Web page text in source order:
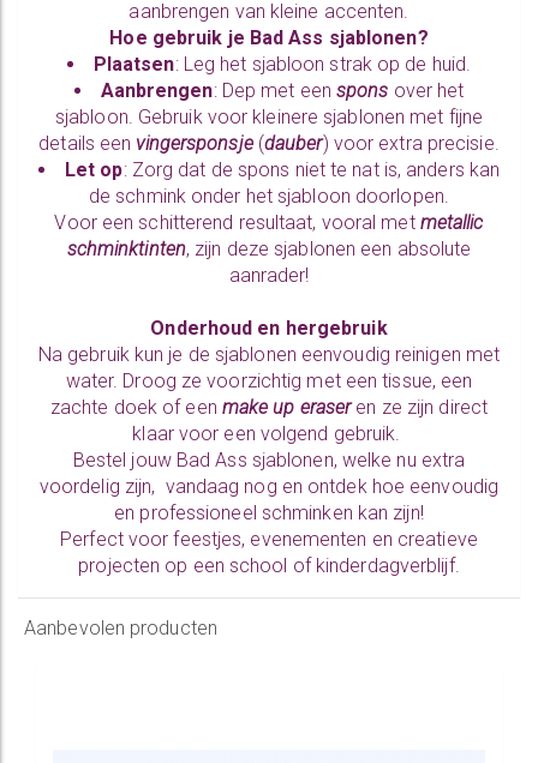
aanbrengen van kleine accenten.
Hoe gebruik je Bad Ass sjablonen?
Plaatsen: Leg het sjabloon strak op de huid.
Aanbrengen: Dep met een spons over het
sjabloon. Gebruik voor kleinere sjablonen met fijne
details een vingersponsje(dauber) voor extra precisie.
Let op: Zorg dat de spons niet te nat is, anders kan
de schmink onder het sjabloon doorlopen.
Voor een schitterend resultaat, vooral met metallic
schminktinten, zijn deze sjablonen een absolute
aanrader!
Onderhoud en hergebruik
Na gebruik kun je de sjablonen eenvoudig reinigen met
water. Droog ze voorzichtig met een tissue, een
zachte doek of een make up eraseren ze zijn direct
klaar voor een volgend gebruik.
Bestel jouw Bad Ass sjablonen, welke nu extra
voordelig zijn, vandaag nog en ontdek hoe eenvoudig
en professioneel schminken kan zijn!
Perfect voor feestjes, evenementen en creatieve
projecten op een school of kinderdagverblijf.
Aanbevolen producten